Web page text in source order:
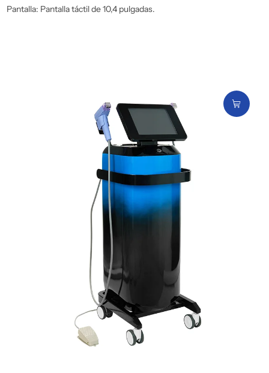
Pantalla: Pantalla táctil de 10,4 pulgadas.